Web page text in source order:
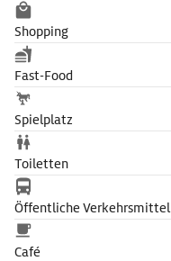
Shopping
Fast-Food
Spielplatz
Toiletten
Öffentliche Verkehrsmittel
Café